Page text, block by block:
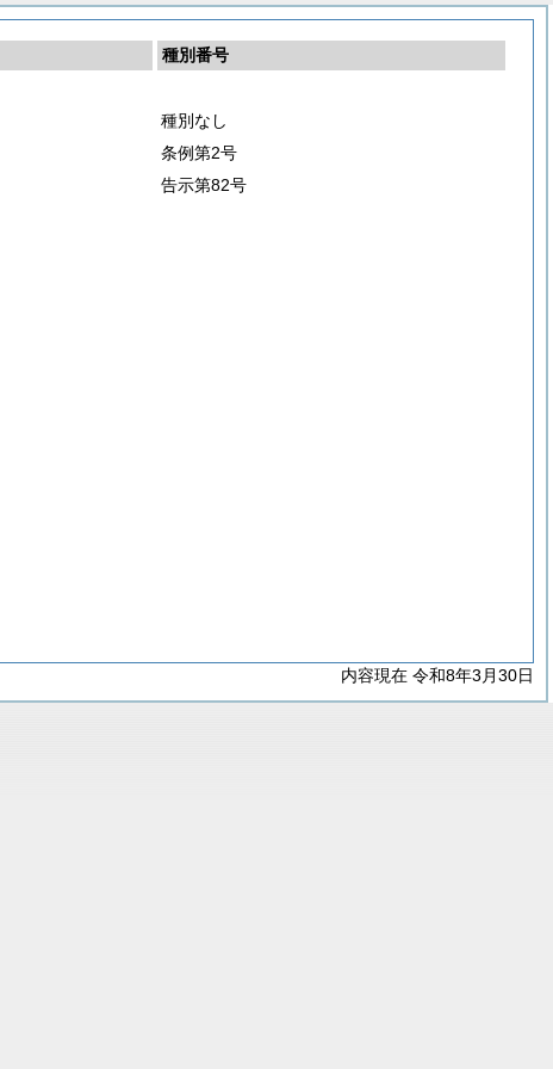
種別番号
種別なし
条例第2号
告示第82号
内容現在 令和8年3月30日